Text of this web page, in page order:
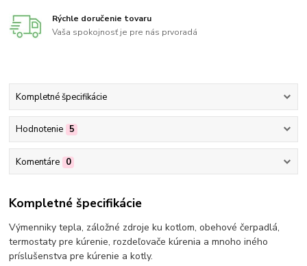
Rýchle doručenie tovaru
Vaša spokojnosť je pre nás prvoradá
Kompletné špecifikácie
Hodnotenie 5
Komentáre 0
Kompletné špecifikácie
Výmenniky tepla, záložné zdroje ku kotlom, obehové čerpadlá,
termostaty pre kúrenie, rozdeľovače kúrenia a mnoho iného
príslušenstva pre kúrenie a kotly.